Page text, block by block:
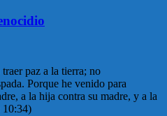
paz a la tierra; no
Porque he venido para
a la hija contra su madre, y a la
10:34)